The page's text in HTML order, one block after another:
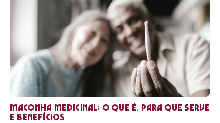
Maconha medicinal: O que é, para que serve
e benefícios